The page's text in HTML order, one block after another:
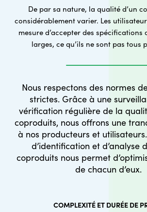
De par sa nature, la qualité d’un
considérablement varier. Les
mesure d’accepter des spécifications
larges, ce qu’ils ne sont pas tous
Nous respectons des normes
strictes. Grâce à une
vérification régulière de la
coproduits, nous offrons une
à nos producteurs et
d’identification et d’analyse
coproduits nous permet
de chacun d’eux.
COMPLEXITÉ ET DURÉE DE